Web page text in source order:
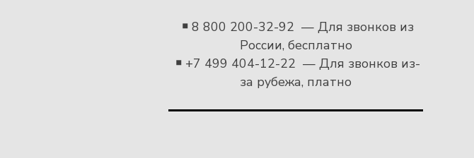
￭8 800 200-32-92 — Для звонков из
России, бесплатно
￭+7 499 404-12-22 — Для звонков из-
за рубежа, платно